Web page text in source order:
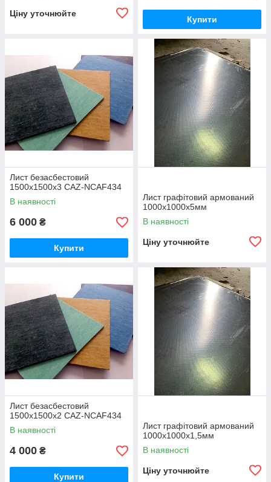
Ціну уточнюйте
Купити
Лист безасбестовий
1500х1500x3 CAZ-NCAF434
В наявності
6 000 ₴
Купити
Лист графітовий армований
1000х1000х5мм
В наявності
Ціну уточнюйте
Лист безасбестовий
1500х1500x2 CAZ-NCAF434
В наявності
4 000 ₴
Купити
Лист графітовий армований
1000х1000х1,5мм
В наявності
Ціну уточнюйте